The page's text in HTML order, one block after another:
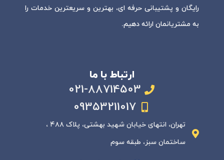
رایگان و پشتیبانی حرفه ای، بهترین و سریعترین خدمات را
به مشتریانمان ارائه دهیم.
ارتباط با ما
021-88714503
09353211017
تهران، انتهای خیابان شهید بهشتی، پلاک ۴۸۸ ،
ساختمان سبز، طبقه سوم